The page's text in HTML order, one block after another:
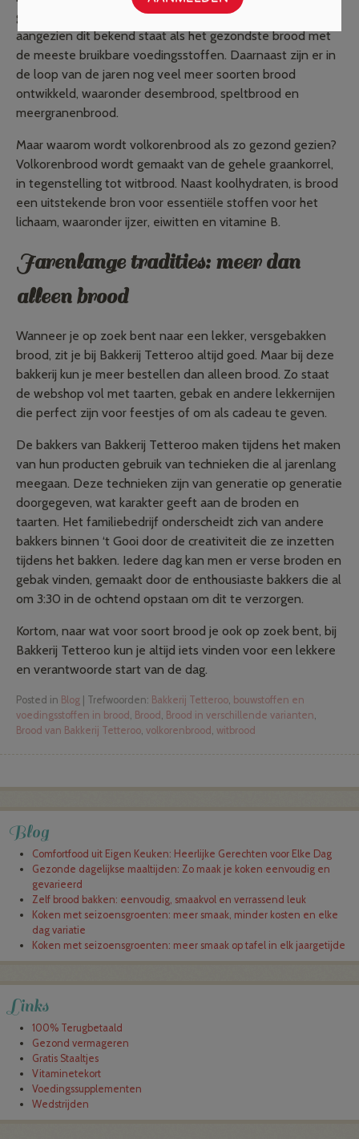
groot aantal mensen steeds vaker voor volkorenbrood,
aangezien dit bekend staat als het gezondste brood met
de meeste bruikbare voedingsstoffen. Daarnaast zijn er in
de loop van de jaren nog veel meer soorten brood
ontwikkeld, waaronder desembrood, speltbrood en
meergranenbrood.
Maar waarom wordt volkorenbrood als zo gezond gezien?
Volkorenbrood wordt gemaakt van de gehele graankorrel,
in tegenstelling tot witbrood. Naast koolhydraten, is brood
een uitstekende bron voor essentiële stoffen voor het
lichaam, waaronder ijzer, eiwitten en vitamine B.
Jarenlange tradities: meer dan
alleen brood
Wanneer je op zoek bent naar een lekker, versgebakken
brood, zit je bij Bakkerij Tetteroo altijd goed. Maar bij deze
bakkerij kun je meer bestellen dan alleen brood. Zo staat
de webshop vol met taarten, gebak en andere lekkernijen
die perfect zijn voor feestjes of om als cadeau te geven.
De bakkers van Bakkerij Tetteroo maken tijdens het maken
van hun producten gebruik van technieken die al jarenlang
meegaan. Deze technieken zijn van generatie op generatie
doorgegeven, wat karakter geeft aan de broden en
taarten. Het familiebedrijf onderscheidt zich van andere
bakkers binnen ‘t Gooi door de creativiteit die ze inzetten
tijdens het bakken. Iedere dag kan men er verse broden en
gebak vinden, gemaakt door de enthousiaste bakkers die al
om 3:30 in de ochtend opstaan om dit te verzorgen.
Kortom, naar wat voor soort brood je ook op zoek bent, bij
Bakkerij Tetteroo kun je altijd iets vinden voor een lekkere
en verantwoorde start van de dag.
Posted in Blog Trefwoorden: Bakkerij Tetteroo, bouwstoffen en
voedingsstoffen in brood , Brood , Brood in verschillende varianten,
Brood van Bakkerij Tetteroo, volkorenbrood , witbrood
Post navigation
Blog
Comfortfood uit Eigen Keuken: Heerlijke Gerechten voor Elke Dag
Gezonde dagelijkse maaltijden: Zo maak je koken eenvoudig en
gevarieerd
Zelf brood bakken: eenvoudig, smaakvol en verrassend leuk
Koken met seizoensgroenten: meer smaak, minder kosten en elke
dag variatie
Koken met seizoensgroenten: meer smaak op tafel in elk jaargetijde
Links
100% Terugbetaald
Gezond vermageren
Gratis Staaltjes
Vitaminetekort
Voedingssupplementen
Wedstrijden